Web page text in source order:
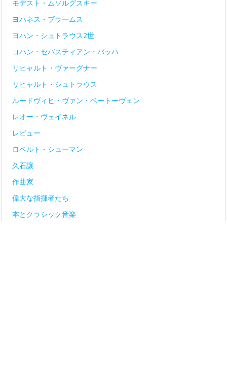
モデスト・ムソルグスキー
ヨハネス・ブラームス
ヨハン・シュトラウス2世
ヨハン・セバスティアン・バッハ
リヒャルト・ヴァーグナー
リヒャルト・シュトラウス
ルードヴィヒ・ヴァン・ベートーヴェン
レオー・ヴェイネル
レビュー
ロベルト・シューマン
久石譲
作曲家
偉大な指揮者たち
本とクラシック音楽